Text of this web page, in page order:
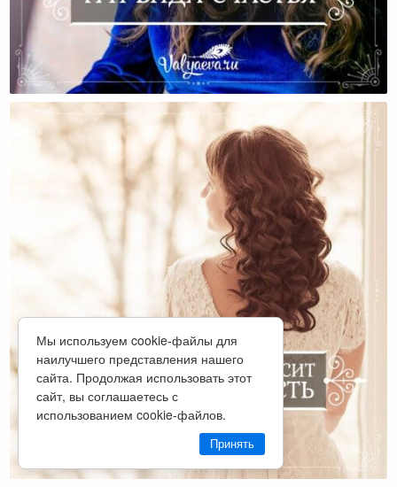
Три Вида Счастья
Простая Жизнь Вносит В Жизнь Благость
Мы используем cookie-файлы для
наилучшего представления нашего
сайта. Продолжая использовать этот
сайт, вы соглашаетесь с
использованием cookie-файлов.
Принять